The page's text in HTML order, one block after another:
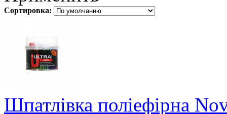
Сортировка:
Шпатлівка поліефірна